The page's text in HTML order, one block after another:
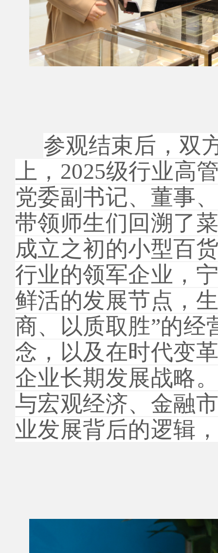
参观结束后，双
上，2025级行业高
党委副书记、董事
带领师生们回溯了
成立之初的小型百
行业的领军企业，
鲜活的发展节点，
商、以质取胜”的经
念，以及在时代变
企业长期发展战略
与宏观经济、金融
业发展背后的逻辑